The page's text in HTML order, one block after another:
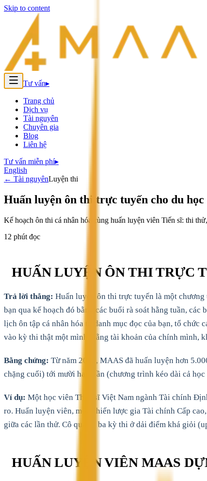
Skip to content
Tư vấn▸
Trang chủ
Dịch vụ
Tài nguyên
Chuyên gia
Blog
Liên hệ
Tư vấn miễn phí▸
English
← Tài nguyênLuyện thi
Huấn luyện ôn thi trực tuyến cho du
Kế hoạch ôn thi cá nhân hóa cùng huấn luyện viên Tiến sĩ: thi
12 phút đọc
HUẤN LUYỆN ÔN THI TRỰC
Trả lời thẳng: Huấn luyện ôn thi trực tuyến là một
bạn qua kế hoạch đó bằng các buổi rà soát hằng tuần,
lịch ôn tập cá nhân hóa từ danh mục đọc của bạn, tổ
vào kỳ thi thật một mình, bằng tài khoản của chính mình,
Bằng chứng: Từ năm 2015, MAAS đã huấn luyện hơn
chặng cuối) tới mười hai tuần (chương trình kéo dài cả
Ví dụ: Một học viên Thạc sĩ Việt Nam ngành Tài chính
ro. Huấn luyện viên, một Chiến lược gia Tài chính Cấp
giữa các lần thử. Cô qua cả ba kỳ thi ở dải điểm khá giỏi
HUẤN LUYỆN VIÊN MAAS